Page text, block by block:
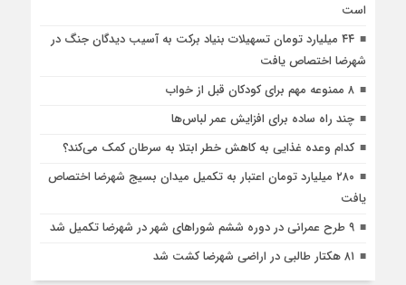
است
۴۴ میلیارد تومان تسهیلات بنیاد برکت به آسیب دیدگان جنگ در
شهرضا اختصاص یافت
۸ ممنوعه مهم برای کودکان قبل از خواب
چند راه ساده برای افزایش عمر لباس‌ها
کدام وعده غذایی به کاهش خطر ابتلا به سرطان کمک می‌کند؟
۲۸۰ میلیارد تومان اعتبار به تکمیل میدان بسیج شهرضا اختصاص
یافت
۹ طرح عمرانی در دوره ششم شوراهای شهر در شهرضا تکمیل شد
۸۱ هکتار طالبی در اراضی شهرضا کشت شد